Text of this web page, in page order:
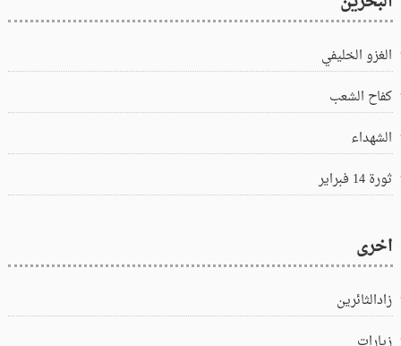
الغزو الخليفي
كفاح الشعب
الشهداء
ثورة 14 فبراير
اخرى
زادالثائرين